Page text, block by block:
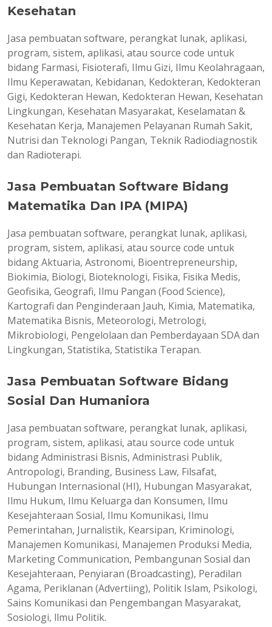
Kesehatan
Jasa pembuatan software, perangkat lunak, aplikasi,
program, sistem, aplikasi, atau source code untuk
bidang Farmasi, Fisioterafi, Ilmu Gizi, Ilmu Keolahragaan,
Ilmu Keperawatan, Kebidanan, Kedokteran, Kedokteran
Gigi, Kedokteran Hewan, Kedokteran Hewan, Kesehatan
Lingkungan, Kesehatan Masyarakat, Keselamatan &
Kesehatan Kerja, Manajemen Pelayanan Rumah Sakit,
Nutrisi dan Teknologi Pangan, Teknik Radiodiagnostik
dan Radioterapi.
Jasa Pembuatan Software Bidang
Matematika Dan IPA (MIPA)
Jasa pembuatan software, perangkat lunak, aplikasi,
program, sistem, aplikasi, atau source code untuk
bidang Aktuaria, Astronomi, Bioentrepreneurship,
Biokimia, Biologi, Bioteknologi, Fisika, Fisika Medis,
Geofisika, Geografi, Ilmu Pangan (Food Science),
Kartografi dan Penginderaan Jauh, Kimia, Matematika,
Matematika Bisnis, Meteorologi, Metrologi,
Mikrobiologi, Pengelolaan dan Pemberdayaan SDA dan
Lingkungan, Statistika, Statistika Terapan.
Jasa Pembuatan Software Bidang
Sosial Dan Humaniora
Jasa pembuatan software, perangkat lunak, aplikasi,
program, sistem, aplikasi, atau source code untuk
bidang Administrasi Bisnis, Administrasi Publik,
Antropologi, Branding, Business Law, Filsafat,
Hubungan Internasional (HI), Hubungan Masyarakat,
Ilmu Hukum, Ilmu Keluarga dan Konsumen, Ilmu
Kesejahteraan Sosial, Ilmu Komunikasi, Ilmu
Pemerintahan, Jurnalistik, Kearsipan, Kriminologi,
Manajemen Komunikasi, Manajemen Produksi Media,
Marketing Communication, Pembangunan Sosial dan
Kesejahteraan, Penyiaran (Broadcasting), Peradilan
Agama, Periklanan (Advertiing), Politik Islam, Psikologi,
Sains Komunikasi dan Pengembangan Masyarakat,
Sosiologi, llmu Politik.